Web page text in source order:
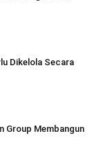
Dikelola Secara
Group Membangun